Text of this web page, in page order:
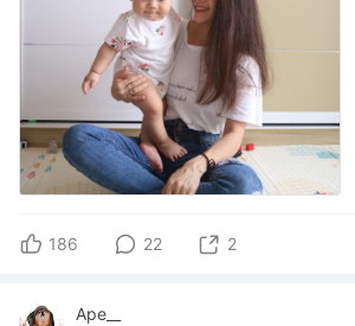
186 22 2
Ape__